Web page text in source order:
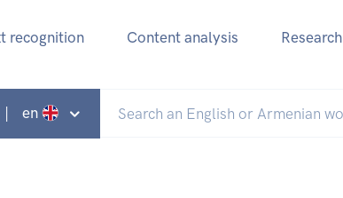
recognition Content analysis Research
en